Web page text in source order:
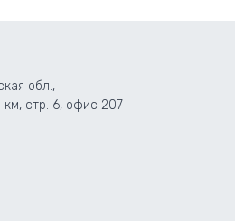
обл.,
стр. 6, офис 207